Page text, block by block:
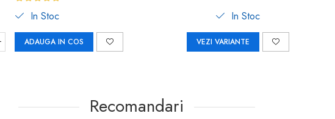
In Stoc
ADAUGA IN COS
In Stoc
VEZI VARIANTE
Recomandari